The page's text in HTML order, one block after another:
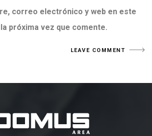
correo electrónico y web en este
próxima vez que comente.